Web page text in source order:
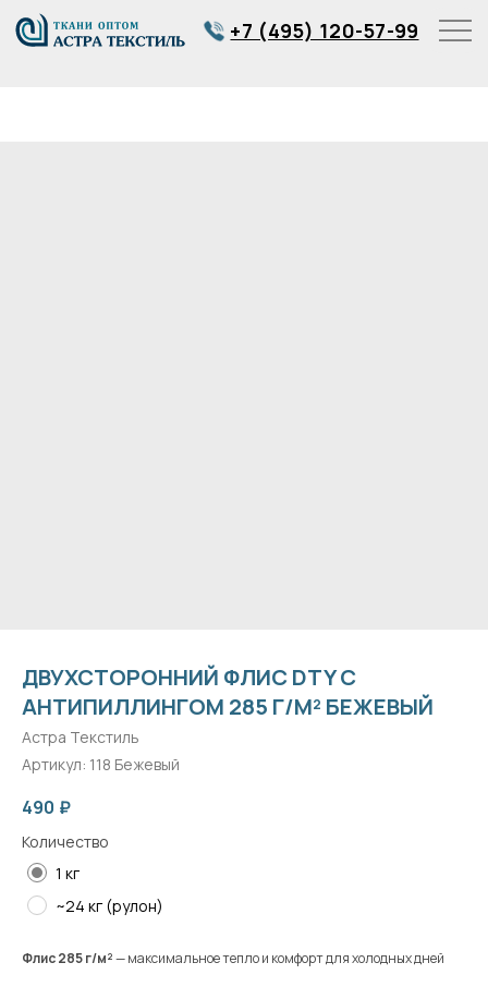
+7 (495) 120-57-99
ДВУХСТОРОННИЙ ФЛИС DTY С
АНТИПИЛЛИНГОМ 285 Г/М² БЕЖЕВЫЙ
Астра Текстиль
Артикул: 118 Бежевый
490 ₽
Количество
1 кг
~24 кг (рулон)
Флис 285 г/м²— максимальное тепло и комфорт для холодных дней